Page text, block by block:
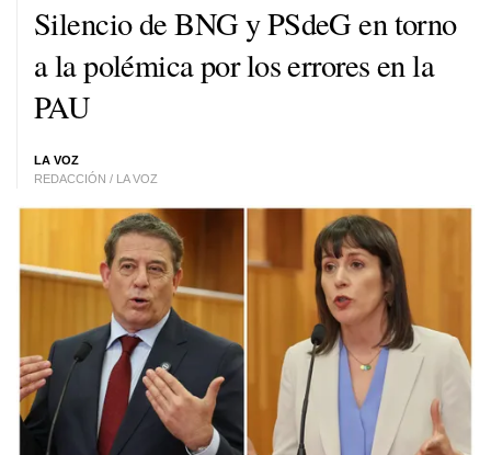
Silencio de BNG y PSdeG en torno
a la polémica por los errores en la
PAU
LA VOZ
REDACCIÓN / LA VOZ